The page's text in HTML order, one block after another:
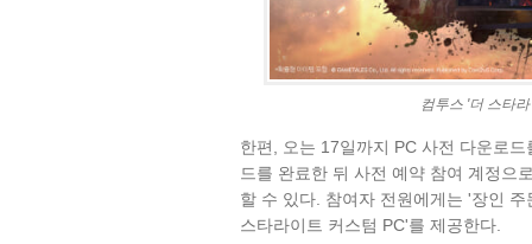
컴투스 '더 스타
한편, 오는 17일까지 PC 사전 다운로
드를 완료한 뒤 사전 예약 참여 계정으
할 수 있다. 참여자 전원에게는 '장인
스타라이트 커스텀 PC'를 제공한다.